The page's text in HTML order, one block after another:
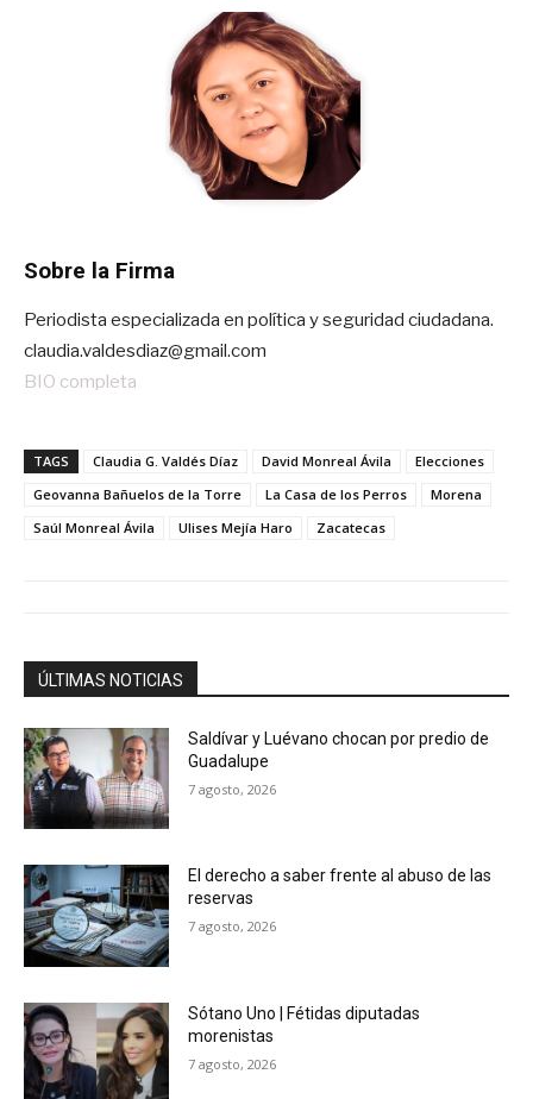
Sobre la Firma
Periodista especializada en política y seguridad ciudadana.
claudia.valdesdiaz@gmail.com
BIO completa
TAGS Claudia G. Valdés Díaz David Monreal Ávila
Elecciones
Geovanna Bañuelos de la Torre
La Casa de los Perros
Morena
Saúl Monreal Ávila
Ulises Mejía Haro Zacatecas
ÚLTIMAS NOTICIAS
Saldívar y Luévano chocan por predio de
Guadalupe
7 agosto, 2026
El derecho a saber frente al abuso de las
reservas
7 agosto, 2026
Sótano Uno | Fétidas diputadas
morenistas
7 agosto, 2026